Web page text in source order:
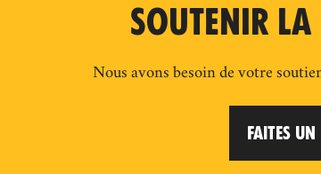
SOUTENIR
Nous avons besoin de votre
FAITES